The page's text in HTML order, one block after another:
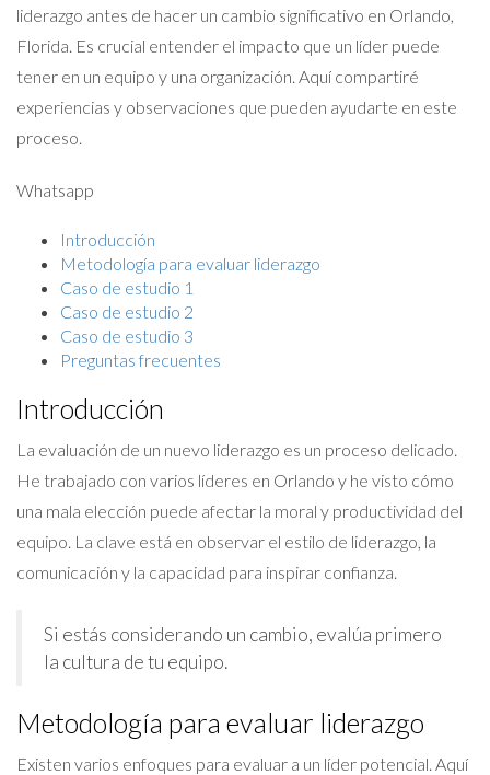
liderazgo antes de hacer un cambio significativo en Orlando,
Florida. Es crucial entender el impacto que un líder puede
tener en un equipo y una organización. Aquí compartiré
experiencias y observaciones que pueden ayudarte en este
proceso.
Whatsapp
Introducción
Metodología para evaluar liderazgo
Caso de estudio 1
Caso de estudio 2
Caso de estudio 3
Preguntas frecuentes
Introducción
La evaluación de un nuevo liderazgo es un proceso delicado.
He trabajado con varios líderes en Orlando y he visto cómo
una mala elección puede afectar la moral y productividad del
equipo. La clave está en observar el estilo de liderazgo, la
comunicación y la capacidad para inspirar confianza.
Si estás considerando un cambio, evalúa primero
la cultura de tu equipo.
Metodología para evaluar liderazgo
Existen varios enfoques para evaluar a un líder potencial. Aquí